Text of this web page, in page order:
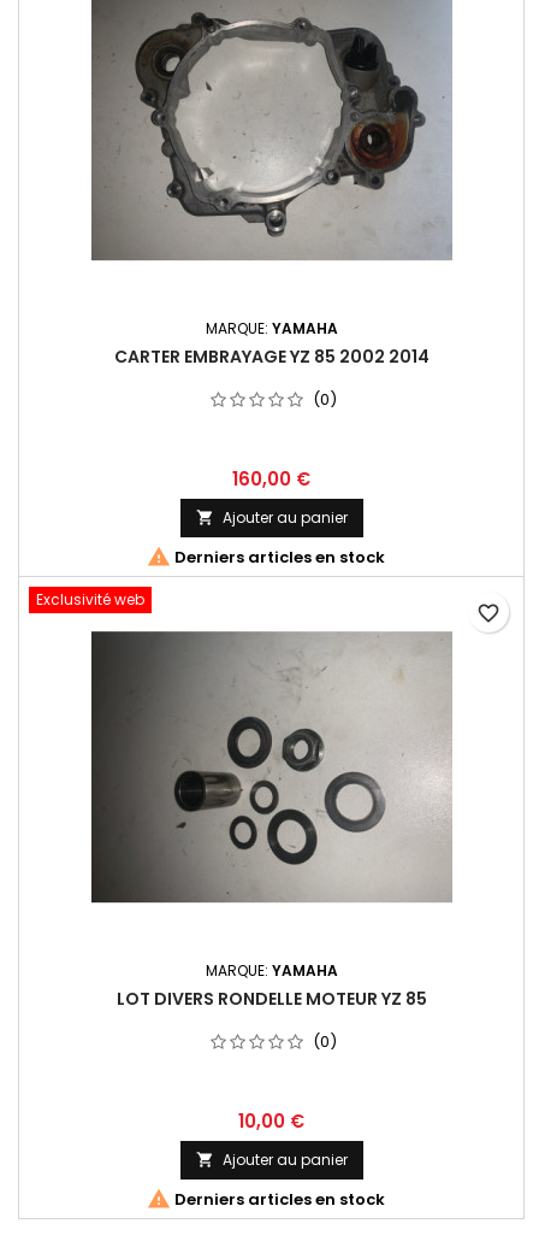
MARQUE: YAMAHA
CARTER EMBRAYAGE YZ 85 2002 2014
(0)
160,00 €
 Ajouter au panier
 Derniers articles en stock
Exclusivité web
MARQUE: YAMAHA
LOT DIVERS RONDELLE MOTEUR YZ 85
(0)
10,00 €
 Ajouter au panier
 Derniers articles en stock
favorite_border